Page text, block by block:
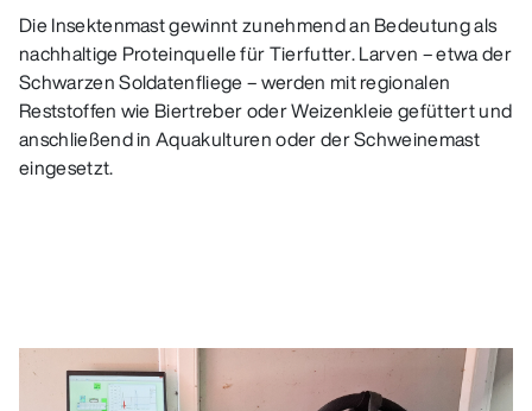
Die Insektenmast gewinnt zunehmend an Bedeutung als
nachhaltige Proteinquelle für Tierfutter. Larven – etwa der
Schwarzen Soldatenfliege – werden mit regionalen
Reststoffen wie Biertreber oder Weizenkleie gefüttert und
anschließend in Aquakulturen oder der Schweinemast
eingesetzt.